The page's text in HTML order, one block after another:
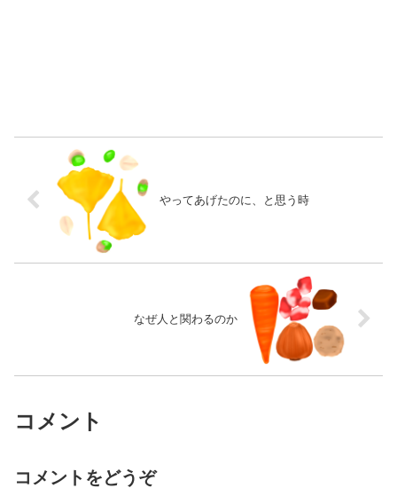
やってあげたのに、と思う時
なぜ人と関わるのか
コメント
コメントをどうぞ